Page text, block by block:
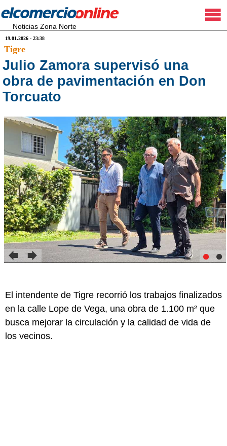
Noticias Zona Norte
19.01.2026 - 23:38
Tigre
Julio Zamora supervisó una
obra de pavimentación en Don
Torcuato
El intendente de Tigre recorrió los trabajos finalizados
en la calle Lope de Vega, una obra de 1.100 m² que
busca mejorar la circulación y la calidad de vida de
los vecinos.